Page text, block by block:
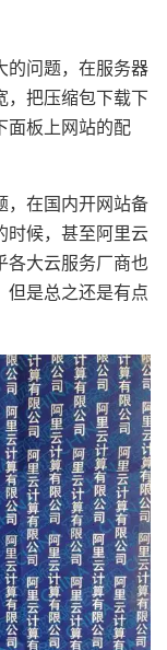
的问题，在服务器
，把压缩包下载下
面板上网站的配
，在国内开网站备
时候，甚至阿里云
各大云服务厂商也
但是总之还是有点